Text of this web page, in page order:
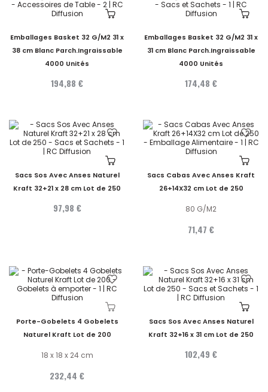
Emballages Basket 32 G/M2 31 x
38 cm Blanc Parch.Ingraissable
4000 Unités
194,88 €
Emballages Basket 32 G/M2 31 x
31 cm Blanc Parch.Ingraissable
4000 Unités
174,48 €
Sacs Sos Avec Anses Naturel
Kraft 32+21 x 28 cm Lot de 250
97,98 €
Sacs Cabas Avec Anses Kraft
26+14X32 cm Lot de 250
80 G/M2
71,47 €
Porte-Gobelets 4 Gobelets
Naturel Kraft Lot de 200
18 x 18 x 24 cm
232,44 €
Sacs Sos Avec Anses Naturel
Kraft 32+16 x 31 cm Lot de 250
102,49 €